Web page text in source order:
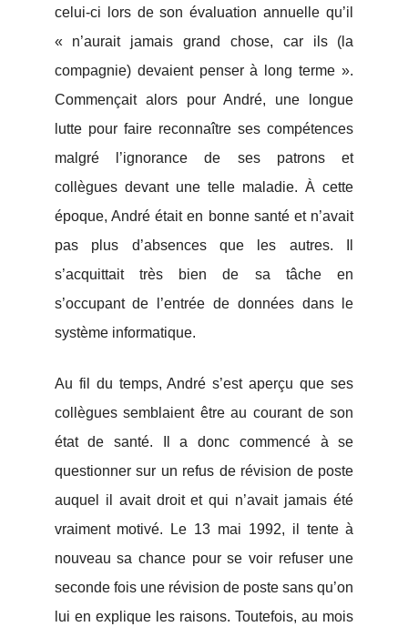
celui-ci lors de son évaluation annuelle qu’il
« n’aurait jamais grand chose, car ils (la
compagnie) devaient penser à long terme ».
Commençait alors pour André, une longue
lutte pour faire reconnaître ses compétences
malgré l’ignorance de ses patrons et
collègues devant une telle maladie. À cette
époque, André était en bonne santé et n’avait
pas plus d’absences que les autres. Il
s’acquittait très bien de sa tâche en
s’occupant de l’entrée de données dans le
système informatique.
Au fil du temps, André s’est aperçu que ses
collègues semblaient être au courant de son
état de santé. Il a donc commencé à se
questionner sur un refus de révision de poste
auquel il avait droit et qui n’avait jamais été
vraiment motivé. Le 13 mai 1992, il tente à
nouveau sa chance pour se voir refuser une
seconde fois une révision de poste sans qu’on
lui en explique les raisons. Toutefois, au mois